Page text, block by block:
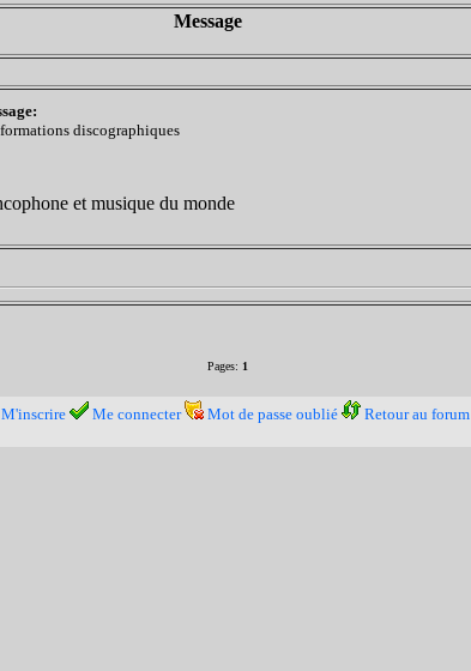
Message
discographiques
et musique du monde
Pages: 1
M'inscrire Me connecter Mot de passe oublié Retour au forum